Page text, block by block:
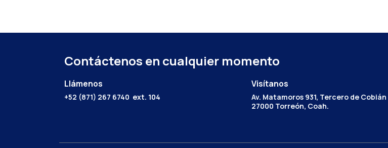
Contáctenos en cualquier momento
Llámenos
+52 (871) 267 6740 ext. 104
Visítanos
Av. Matamoros 931, Tercero de
27000 Torreón, Coah.